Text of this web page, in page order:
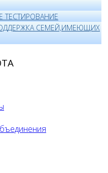
ТЕСТИРОВАНИЕ
СЕМЕЙ,ИМЕЮЩИХ